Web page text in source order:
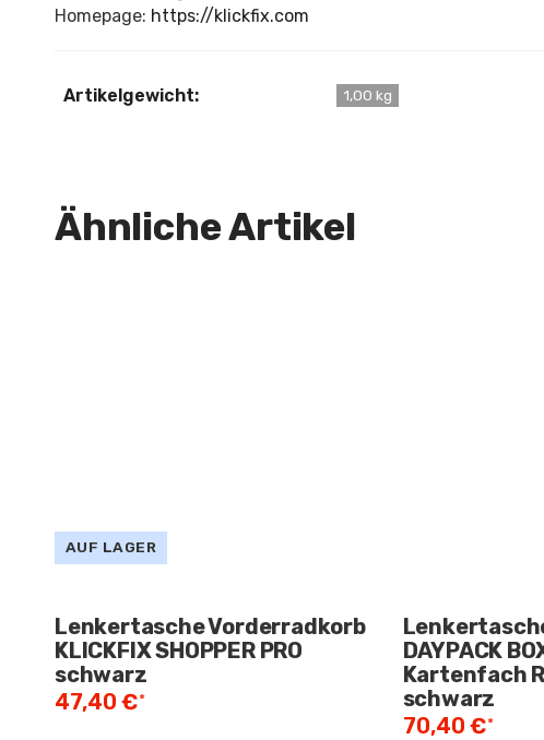
Homepage: https://klickfix.com
Artikelgewicht: 1,00 kg
Ähnliche Artikel
AUF LAGER
Lenkertasche Vorderradkorb
KLICKFIX SHOPPER PRO
schwarz
47,40 €*
DAYPACK
Kartenfach
schwarz
70,40 €*